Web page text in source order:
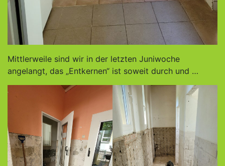
Mittlerweile sind wir in der letzten Juniwoche
angelangt, das „Entkernen“ ist soweit durch und …